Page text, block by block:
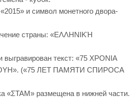
и символ монетного двора-
страны: «ΕΛΛΗΝΙΚΉ
выгравирован текст: «75 ΧΡΟΝΙΑ
(«75 ЛЕТ ПАМЯТИ СПИРОСА
«ΣΤΑΜ» размещена в нижней части.